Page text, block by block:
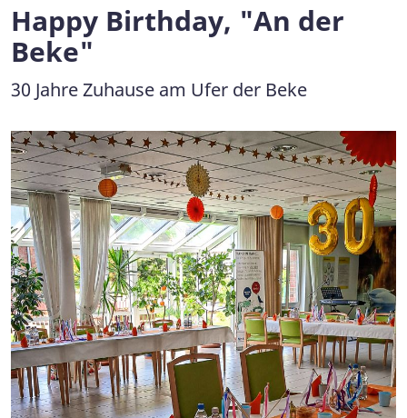
Happy Birthday, "An der
Beke"
30 Jahre Zuhause am Ufer der Beke